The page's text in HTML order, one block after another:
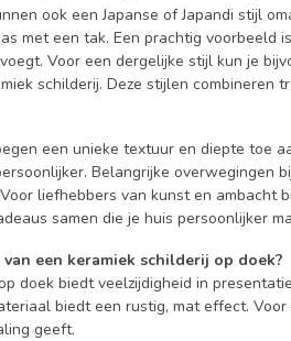
ook een Japanse of Japandi stijl
met een tak. Een prachtig
Voor een dergelijke stijl kun je
schilderij. Deze stijlen combineren
een unieke textuur en diepte toe
Belangrijke overwegingen
liefhebbers van kunst en ambacht
samen die je huis persoonlijker
een keramiek schilderij op doek?
doek biedt veelzijdigheid in
biedt een rustig, mat effect.
geeft.